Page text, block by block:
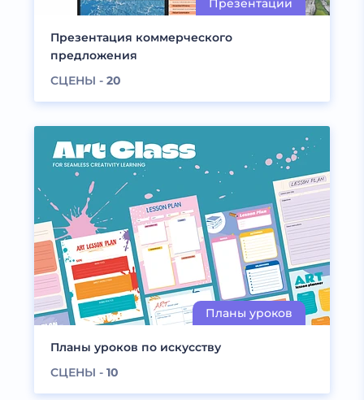
Презентация коммерческого
предложения
СЦЕНЫ - 20
Планы уроков по искусству
СЦЕНЫ - 10